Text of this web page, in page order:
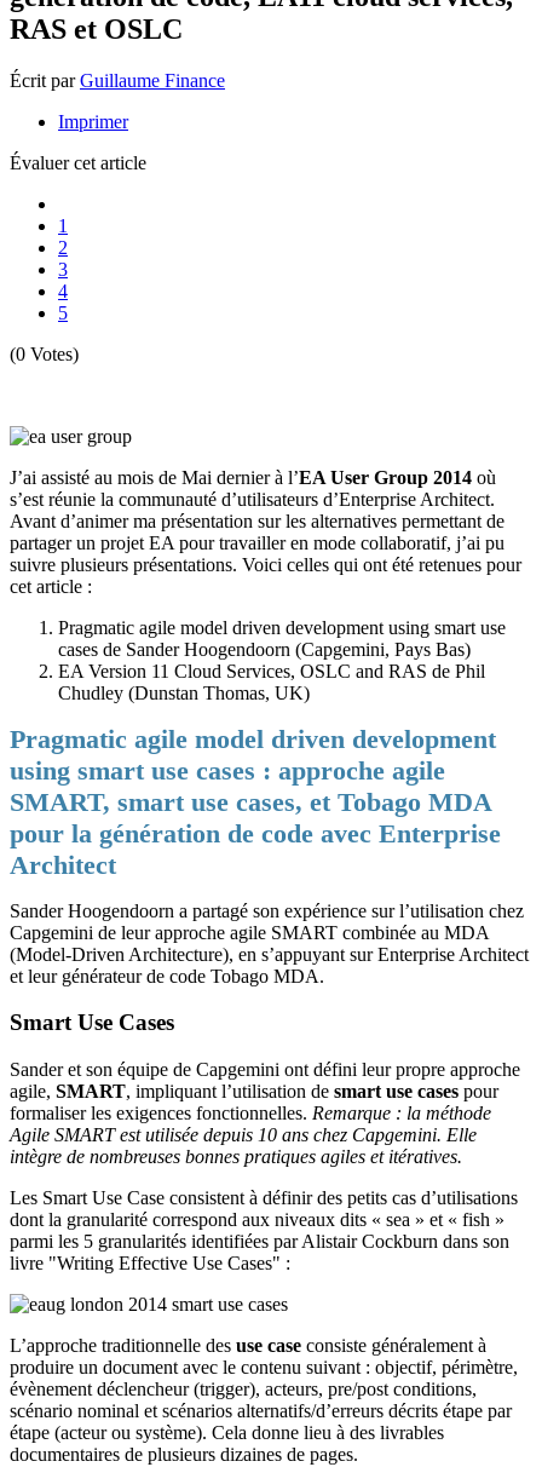
RAS et OSLC
Écrit parGuillaume Finance
Imprimer
Évaluer cet article
1
2
3
4
5
(0 Votes)
J’ai assisté au mois de Mai dernier à l’EA User Group 2014 où
s’est réunie la communauté d’utilisateurs d’Enterprise Architect.
Avant d’animer ma présentation sur les alternatives permettant de
partager un projet EA pour travailler en mode collaboratif, j’ai pu
suivre plusieurs présentations. Voici celles qui ont été retenues pour
cet article :
Pragmatic agile model driven development using smart use
cases de Sander Hoogendoorn (Capgemini, Pays Bas)
EA Version 11 Cloud Services, OSLC and RAS de Phil
Chudley (Dunstan Thomas, UK)
Pragmatic agile model driven development
using smart use cases : approche agile
SMART, smart use cases, et Tobago MDA
pour la génération de code avec Enterprise
Architect
Sander Hoogendoorn a partagé son expérience sur l’utilisation chez
Capgemini de leur approche agile SMART combinée au MDA
(Model-Driven Architecture), en s’appuyant sur Enterprise Architect
et leur générateur de code Tobago MDA.
Smart Use Cases
Sander et son équipe de Capgemini ont défini leur propre approche
agile, SMART, impliquant l’utilisation de smart use cases pour
formaliser les exigences fonctionnelles. Remarque : la méthode
Agile SMART est utilisée depuis 10 ans chez Capgemini. Elle
intègre de nombreuses bonnes pratiques agiles et itératives.
Les Smart Use Case consistent à définir des petits cas d’utilisations
dont la granularité correspond aux niveaux dits « sea » et « fish »
parmi les 5 granularités identifiées par Alistair Cockburn dans son
livre "Writing Effective Use Cases" :
L’approche traditionnelle des use case consiste généralement à
produire un document avec le contenu suivant : objectif, périmètre,
évènement déclencheur (trigger), acteurs, pre/post conditions,
scénario nominal et scénarios alternatifs/d’erreurs décrits étape par
étape (acteur ou système). Cela donne lieu à des livrables
documentaires de plusieurs dizaines de pages.